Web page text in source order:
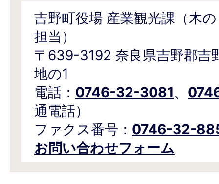
吉野町役場 産業観光課（木
担当）
〒639-3192 奈良県吉野郡吉
地の1
電話： 0746-32-3081、
通電話）
ファクス番号： 0746-32-
お問い合わせフォーム